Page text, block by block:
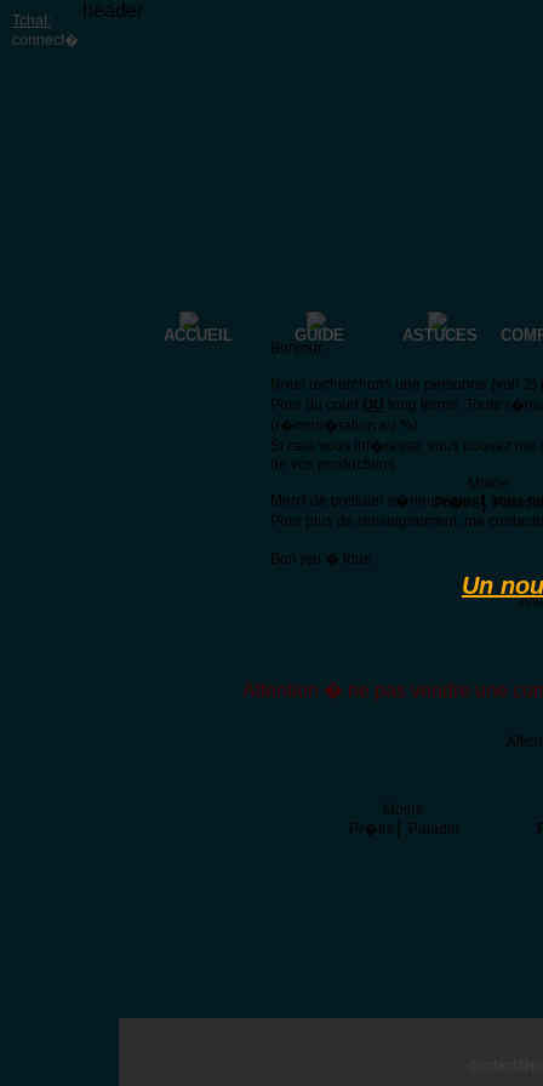
Tchat:
connect�.
header
ACCUEIL GUIDE ASTUCES
Moine
Pr�tre| Paladin
Attention � ne pas vendre une
Moine
Pr�tre
Paladin
Bonjour,
Nous recherchons une personne (voir
Pour du court OU long terme. Toute
(r�mun�ration au %)
Si cela vous int�resse, vous pouvez
de vos productions
Merci de postuler s�rieusement, nous
Pour plus de renseignement, me
Bon jeu � tous.
Un